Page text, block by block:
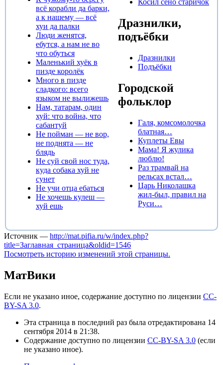
всё корабли да барки,
а к нашему — всё
хуи да палки
Люди женятся,
ебутся, а нам не во
что обуться
Маленький хуёк в
пизде королёк
Много в пизде
сладкого: всего
языком не вылижешь
Нам, татарам, один
хуй: что война, что
сабантуй‎
Не пойман — не вор,
не поднята — не
блядь
Не суй свой нос туда,
куда собака хуй не
сунет
Не учи отца ебаться
Не хочешь кулеш —
хуй ешь
Косил сено старичок
Дразнилки,
подъёбки
Дразнилки
Подъёбки
Городской
фольклор
Галя, комсомолочка
блатная…
Куплеты Евы
Мама! Я жулика
люблю!
Раз трамвай на
рельсах встал…
Царь Николашка
жил-был, правил на
Руси…
Источник — http://mat.pifia.ru/w/index.php?
title=Заглавная_страница&oldid=1546
Посмотреть историю изменений этой страницы.
МатВики
Если не указано иное, содержание доступно по лицензии CC-
BY-SA 3.0.
Эта страница в последний раз была отредактирована 14
сентября 2014 в 21:38.
Содержание доступно по лицензии CC-BY-SA 3.0 (если
не указано иное).